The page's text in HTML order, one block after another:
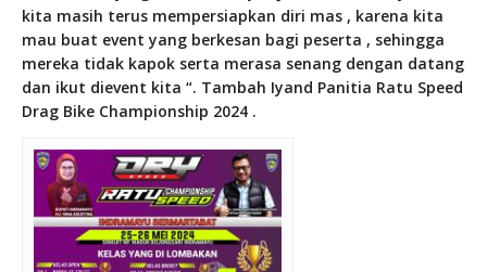
kita masih terus mempersiapkan diri mas , karena kita
mau buat event yang berkesan bagi peserta , sehingga
mereka tidak kapok serta merasa senang dengan datang
dan ikut dievent kita “. Tambah Iyand Panitia Ratu Speed
Drag Bike Championship 2024 .